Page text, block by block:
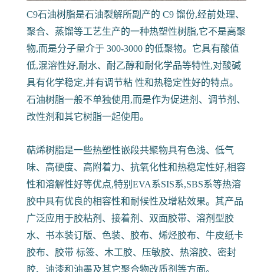
C9石油树脂是石油裂解所副产的 C9 馏份,经前处理、
聚合、蒸馏等工艺生产的一种热塑性树脂,它不是高聚
物,而是分子量介于 300-3000 的低聚物。它具有酸值
低,混溶性好,耐水、耐乙醇和耐化学品等特性,对酸碱
具有化学稳定,并有调节粘 性和热稳定性好的特点。
石油树脂一般不单独使用,而是作为促进剂、调节剂、
改性剂和其它树脂一起使用。
萜烯树脂是一些热塑性嵌段共聚物具有色浅、低气
味、高硬度、高附着力、抗氧化性和热稳定性好,相容
性和溶解性好等优点,特别EVA系SIS系,SBS系等热溶
胶中具有优良的相容性和耐候性及增粘效果。其产品
广泛应用于胶粘剂、接着剂、双面胶带、溶剂型胶
水、书本装订版、色装、胶布、烯烃胶布、牛皮纸卡
胶布、胶带 标签、木工胶、压敏胶、热溶胶、密封
胶、油漆和油墨及其它聚合物改质剂等方面。